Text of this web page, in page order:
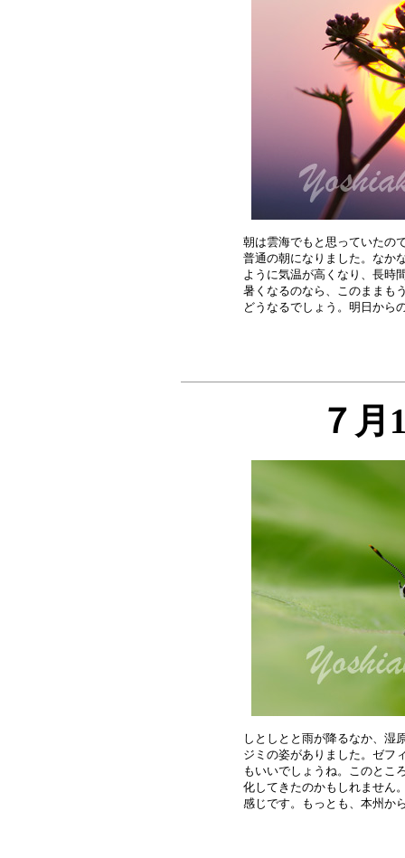
朝は雲海でもと思っていたの
普通の朝になりました。なか
ように気温が高くなり、長時
暑くなるのなら、このままも
７月
しとしとと雨が降るなか、湿
ジミの姿がありました。ゼフ
もいいでしょうね。このとこ
化してきたのかもしれません